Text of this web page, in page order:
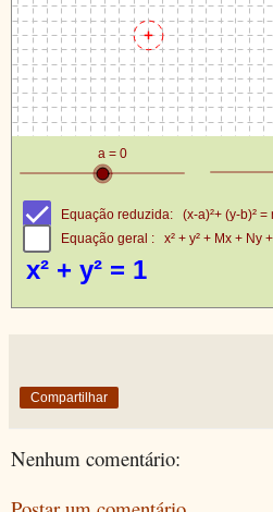
Compartilhar
Nenhum comentário: